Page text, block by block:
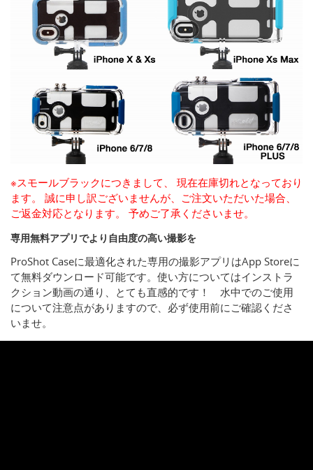
※スモールブラックにつきまして、 現在在庫切れとなっており
ます。 誠に申し訳ございませんが、ご注文いただいた場合、
ご返金対応となります。 予めご了承くださいませ。
専用無料アプリでより自由度の高い撮影を
ProShot Caseに最適化された専用の撮影アプリはApp Storeに
て無料ダウンロード可能です。使い方についてはインストラ
クション動画の通り、とても直感的です！ 水中でのご使用
について注意点がありますので、必ず使用前にご確認くださ
いませ。